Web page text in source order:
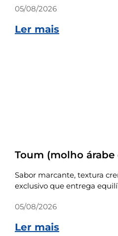
05/08/2026
Ler mais
Toum (molho árabe
Sabor marcante, textura
exclusivo que entrega
05/08/2026
Ler mais